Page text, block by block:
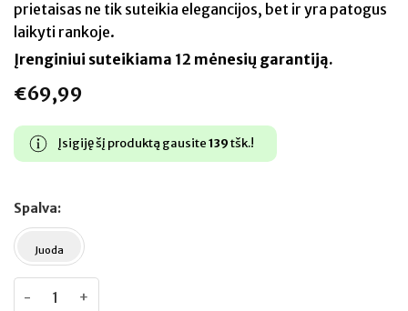
prietaisas ne tik suteikia elegancijos, bet ir yra patogus
laikyti rankoje.
Įrenginiui suteikiama 12 mėnesių garantiją.
€69,99
Įsigiję šį produktą gausite139tšk.!
Spalva
Juoda